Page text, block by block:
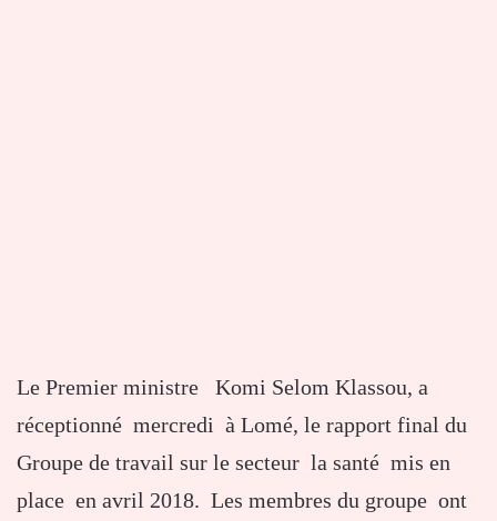
Le Premier ministre Komi Selom Klassou, a
réceptionné mercredi à Lomé, le rapport final du
Groupe de travail sur le secteur la santé mis en
place en avril 2018. Les membres du groupe ont